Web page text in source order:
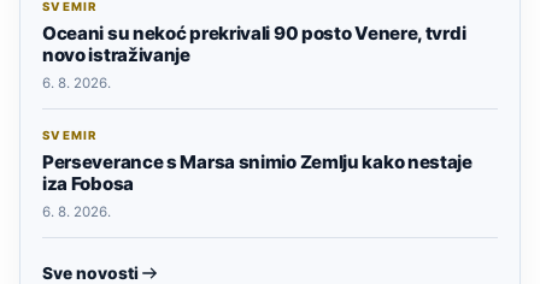
SVEMIR
Oceani su nekoć prekrivali 90 posto Venere, tvrdi
novo istraživanje
6. 8. 2026.
SVEMIR
Perseverance s Marsa snimio Zemlju kako nestaje
iza Fobosa
6. 8. 2026.
Sve novosti